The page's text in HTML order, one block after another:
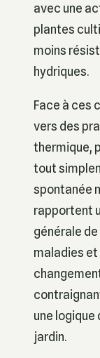
avec une
plantes
moins
hydriques.
Face à ces
vers des
thermique,
tout
spontanée
rapportent
générale
maladies et
une logique
jardin.